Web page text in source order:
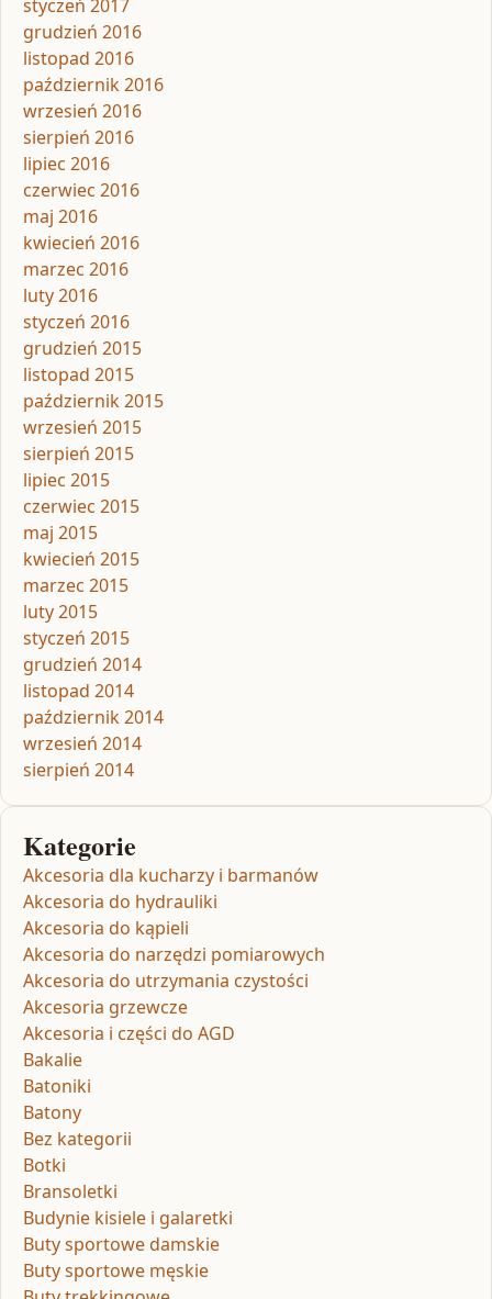
styczeń 2017
grudzień 2016
listopad 2016
październik 2016
wrzesień 2016
sierpień 2016
lipiec 2016
czerwiec 2016
maj 2016
kwiecień 2016
marzec 2016
luty 2016
styczeń 2016
grudzień 2015
listopad 2015
październik 2015
wrzesień 2015
sierpień 2015
lipiec 2015
czerwiec 2015
maj 2015
kwiecień 2015
marzec 2015
luty 2015
styczeń 2015
grudzień 2014
listopad 2014
październik 2014
wrzesień 2014
sierpień 2014
Kategorie
Akcesoria dla kucharzy i barmanów
Akcesoria do hydrauliki
Akcesoria do kąpieli
Akcesoria do narzędzi pomiarowych
Akcesoria do utrzymania czystości
Akcesoria grzewcze
Akcesoria i części do AGD
Bakalie
Batoniki
Batony
Bez kategorii
Botki
Bransoletki
Budynie kisiele i galaretki
Buty sportowe damskie
Buty sportowe męskie